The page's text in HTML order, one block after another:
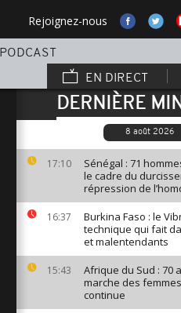
Rejoignez-nous
PODCAST
EN DIRECT
DERNIÈRE
8 août 2026
17:10
Sénégal : 71
le cadre du
répression de
16:37
Burkina Faso : le
technique qui fait
et malentendants
15:43
Afrique du Sud : 70
marche des
continue